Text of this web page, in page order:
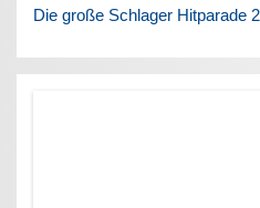
Die große Schlager Hitparade